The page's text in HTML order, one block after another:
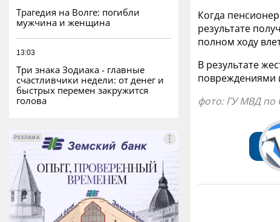
Трагедия на Волге: погибли
мужчина и женщина
13:03
Три знака Зодиака - главные
счастливчики недели: от денег и
быстрых перемен закружится
голова
РЕКЛАМА
РЕКЛАМА
Когда
результате
полном ходу
В результате
повреждениями
фото: ГУ МВД по